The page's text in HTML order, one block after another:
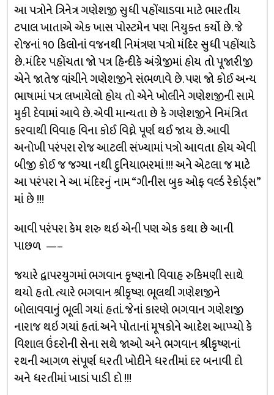
આ પત્રોને ત્રિનેત્ર ગણેશજી સુધી પહોંચાડવા માટે ભારતીય
ટપાલ ખાતાએ એક ખાસ પોસ્ટમેન પણ નિયુક્ત કર્યો છે. જે
રોજનાં ૧૦ કિલોનાં વજનથી નિમંત્રણ પત્રો મંદિર સુધી પહોંચાડે
છે. મંદિર પહોંચતા જો પત્ર હિન્દીકે અંગ્રેજીમાં હોય તો પૂજારીજી
એને જાતેજ વાંચીને ગણેશજીને સંભળાવે છે. પણ જો કોઈ અન્ય
ભાષામાં પત્ર લખાયેલો હોય તો એને ખોલીને ગણેશજીની સામે
મુકી દેવામાં આવે છે. એવી માન્યતા છે કે ગણેશજીને નિમંત્રિત
કરવાથી વિવાહ વિના કોઈ વિઘ્ને પૂર્ણ થઈ જાય છે. આવી
અનોખી પરંપરા રોજ આટલી સંખ્યામાં પત્રો આવતા હોય એવી
બીજી કોઈ જ જગ્યા નથી દુનિયાભરમાં !!! અને એટલા જ માટે
આ પરંપરા ને આ મંદિરનું નામ “ગીનીસ બુક ઓફ વર્લ્ડ રેકોર્ડ્સ”
માં છે !!!
આવી પરંપરા કેમ શરુ થઇ એની પણ એક કથા છે આની
પાછળ —–
જયારે દ્વાપરયુગમાં ભગવાન કૃષ્ણનો વિવાહ રુકિમણી સાથે
થયો હતો. ત્યારે ભગવાન શ્રીકૃષ્ણ ભૂલથી ગણેશજીને
બોલાવવાનું ભૂલી ગયાં હતાં. જેનાં કારણે ભગવાન ગણેશજી
નારાજ થઇ ગયાં હતાં. અને પોતાનાં મૂષકોને આદેશ આપ્પ્યો કે
વિશાલ ઉંદરોની સેના સથે જાઓ અને ભગવાન શ્રીકૃષ્ણનાં
રથની આગળ સંપૂર્ણ ધરતી ખોદીને ધરતીમાં દર બનાવી દો
અને ધરતીમાં ખાડાં પાડી દો !!!